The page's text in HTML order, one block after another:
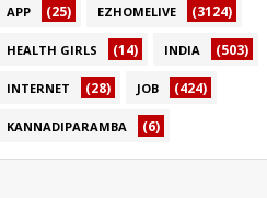
APP (25) EZHOMELIVE (3124)
HEALTH GIRLS (14) INDIA (503)
INTERNET (28) JOB (424)
KANNADIPARAMBA (6)